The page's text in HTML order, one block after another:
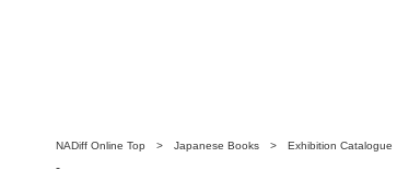
NADiff Online Top > Japanese Books > Exhibition Catalogue
-